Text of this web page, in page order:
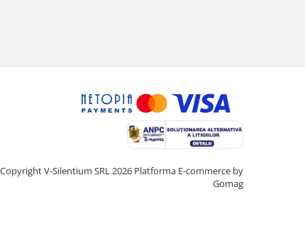
V-Silentium SRL 2026 Platforma E-commerce by
Gomag